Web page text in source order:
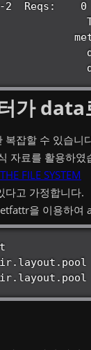
가 data
복잡할 수 있습니
자료를 활용하였
FILE SYSTEM
다고 가정합니다.
을 이용하여